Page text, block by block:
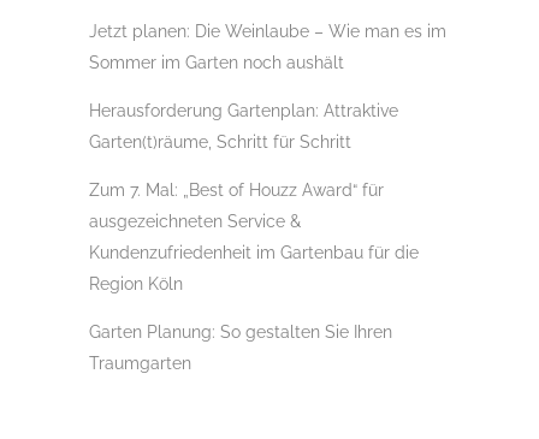
Jetzt planen: Die Weinlaube – Wie man es im
Sommer im Garten noch aushält
Herausforderung Gartenplan: Attraktive
Garten(t)räume, Schritt für Schritt
Zum 7. Mal: „Best of Houzz Award“ für
ausgezeichneten Service &
Kundenzufriedenheit im Gartenbau für die
Region Köln
Garten Planung: So gestalten Sie Ihren
Traumgarten